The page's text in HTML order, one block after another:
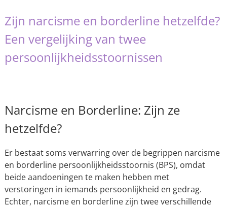
Zijn narcisme en borderline hetzelfde?
Een vergelijking van twee
persoonlijkheidsstoornissen
Narcisme en Borderline: Zijn ze
hetzelfde?
Er bestaat soms verwarring over de begrippen narcisme
en borderline persoonlijkheidsstoornis (BPS), omdat
beide aandoeningen te maken hebben met
verstoringen in iemands persoonlijkheid en gedrag.
Echter, narcisme en borderline zijn twee verschillende